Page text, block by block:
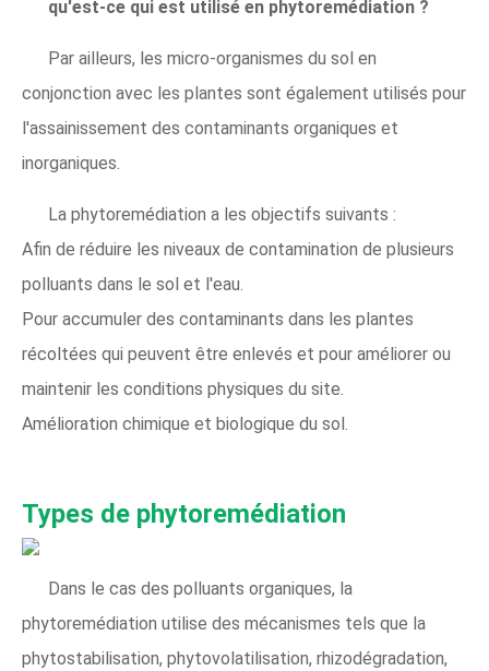
qu'est-ce qui est utilisé en phytoremédiation ?
Par ailleurs, les micro-organismes du sol en
conjonction avec les plantes sont également utilisés pour
l'assainissement des contaminants organiques et
inorganiques.
La phytoremédiation a les objectifs suivants :
Afin de réduire les niveaux de contamination de plusieurs
polluants dans le sol et l'eau.
Pour accumuler des contaminants dans les plantes
récoltées qui peuvent être enlevés et pour améliorer ou
maintenir les conditions physiques du site.
Amélioration chimique et biologique du sol.
Types de phytoremédiation
Dans le cas des polluants organiques, la
phytoremédiation utilise des mécanismes tels que la
phytostabilisation, phytovolatilisation, rhizodégradation,